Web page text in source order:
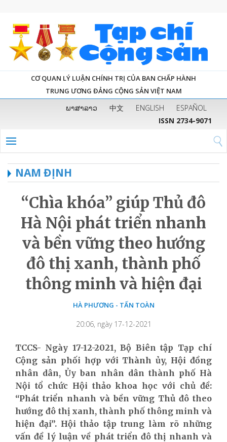
CƠ QUAN LÝ LUẬN CHÍNH TRỊ CỦA BAN CHẤP HÀNH
TRUNG ƯƠNG ĐẢNG CỘNG SẢN VIỆT NAM
ພາສາລາວ 中文 ENGLISH
ESPAÑOL
ISSN 2734-9071
NAM ĐỊNH
“Chìa khóa” giúp Thủ đô
Hà Nội phát triển nhanh
và bền vững theo hướng
đô thị xanh, thành phố
thông minh và hiện đại
HÀ PHƯƠNG - TẤN TOÀN
20:06, ngày 17-12-2021
TCCS- Ngày 17-12-2021, Bộ Biên tập Tạp chí
Cộng sản phối hợp với Thành ủy, Hội đồng
nhân dân, Ủy ban nhân dân thành phố Hà
Nội tổ chức Hội thảo khoa học với chủ đề:
“Phát triển nhanh và bền vững Thủ đô theo
hướng đô thị xanh, thành phố thông minh và
hiện đại”. Hội thảo tập trung làm rõ những
vấn đề lý luận về phát triển đô thị nhanh và